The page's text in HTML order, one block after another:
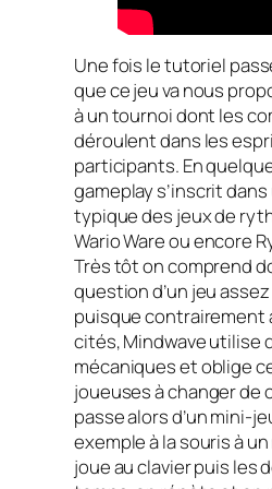
Une fois le tutoriel
que ce jeu va nous
à un tournoi dont les
déroulent dans les
participants. En
gameplay s’inscrit
typique des jeux de
Wario Wareou encore
Très tôt on comprend
question d’un jeu
puisque contrairement
cités, Mindwave utilise
mécaniques et oblige
joueuses à changer de
passe alors d’un mini-
exemple à la souris à
joue au clavier puis les